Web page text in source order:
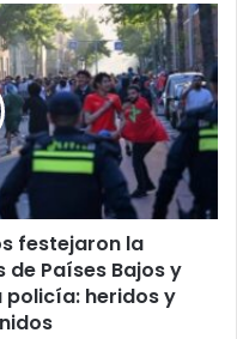
festejaron la
Países Bajos y
heridos y